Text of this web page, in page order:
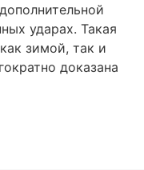
ударах. Такая
зимой, так и
доказана